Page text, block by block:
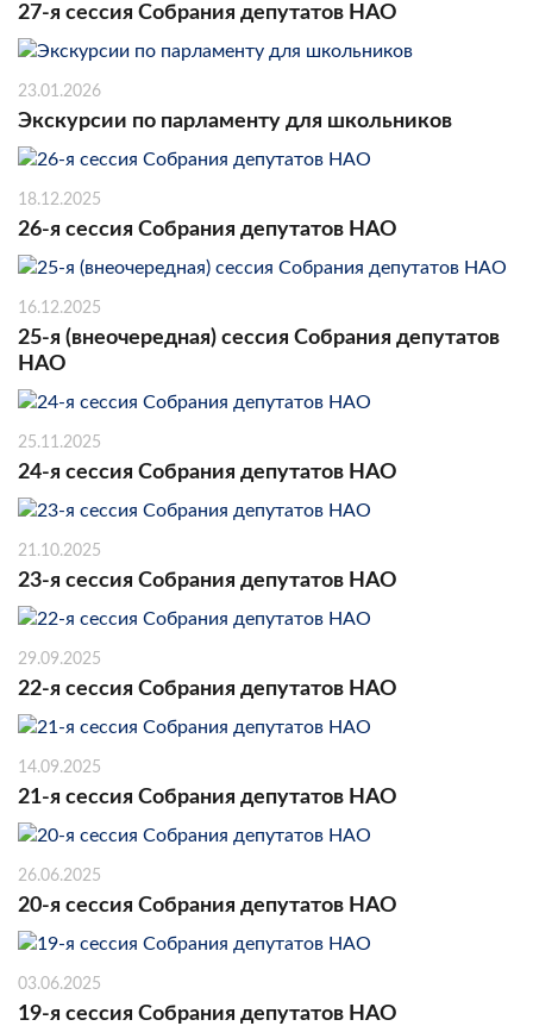
27-я сессия Собрания депутатов НАО
23.01.2026
Экскурсии по парламенту для школьников
18.12.2025
26-я сессия Собрания депутатов НАО
16.12.2025
25-я (внеочередная) сессия Собрания депутатов
НАО
25.11.2025
24-я сессия Собрания депутатов НАО
21.10.2025
23-я сессия Собрания депутатов НАО
29.09.2025
22-я сессия Собрания депутатов НАО
14.09.2025
21-я сессия Собрания депутатов НАО
26.06.2025
20-я сессия Собрания депутатов НАО
03.06.2025
19-я сессия Собрания депутатов НАО